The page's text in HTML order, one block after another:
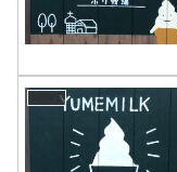
NEWS